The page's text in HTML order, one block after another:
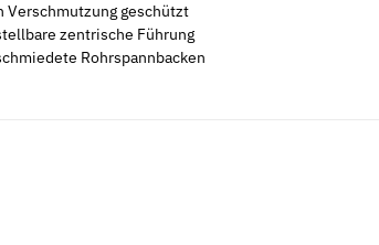
Verschmutzung geschützt
zentrische Führung
Rohrspannbacken